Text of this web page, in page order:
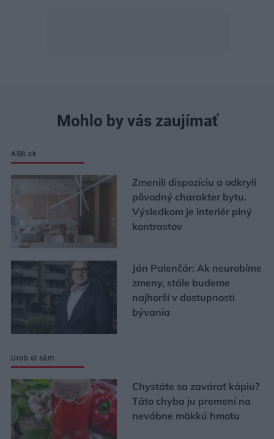
Mohlo by vás zaujímať
ASB.sk
Zmenili dispozíciu a odkryli
pôvodný charakter bytu.
Výsledkom je interiér plný
kontrastov
Ján Palenčár: Ak neurobíme
zmeny, stále budeme
najhorší v dostupnosti
bývania
Urob si sám
Chystáte sa zavárať kápiu?
Táto chyba ju premení na
nevábne mäkkú hmotu